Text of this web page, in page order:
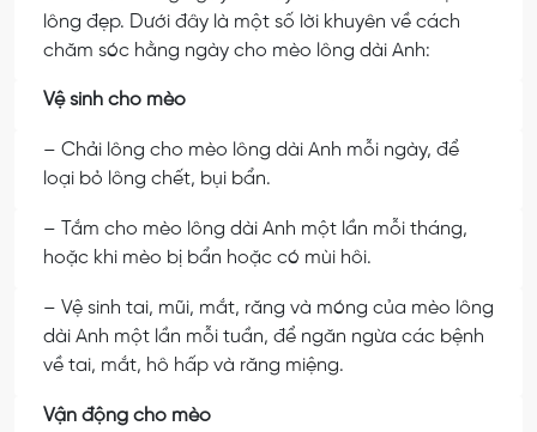
lông đẹp. Dưới đây là một số lời khuyên về cách
chăm sóc hằng ngày cho mèo lông dài Anh:
Vệ sinh cho mèo
– Chải lông cho mèo lông dài Anh mỗi ngày, để
loại bỏ lông chết, bụi bẩn.
– Tắm cho mèo lông dài Anh một lần mỗi tháng,
hoặc khi mèo bị bẩn hoặc có mùi hôi.
– Vệ sinh tai, mũi, mắt, răng và móng của mèo lông
dài Anh một lần mỗi tuần, để ngăn ngừa các bệnh
về tai, mắt, hô hấp và răng miệng.
Vận động cho mèo